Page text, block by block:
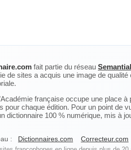
fait partie du réseau
de sites a acquis une image de
française occupe une place
pour chaque édition. Pour un point de
dictionnaire 100 % numérique, mis à
: Dictionnaires.com Correcteur.com